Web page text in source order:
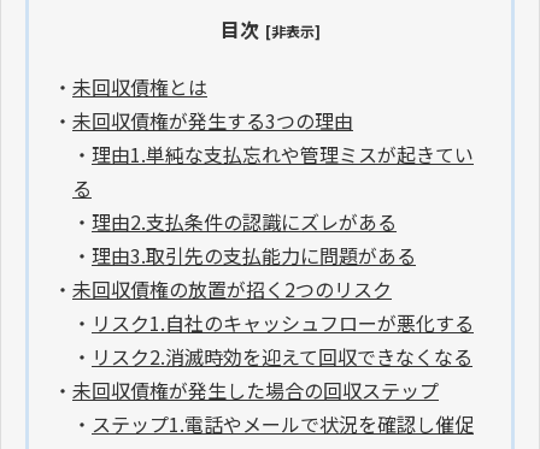
目次 [非表示]
・ 未回収債権とは
・ 未回収債権が発生する3つの理由
・ 理由1.単純な支払忘れや管理ミスが起きてい
る
・ 理由2.支払条件の認識にズレがある
・ 理由3.取引先の支払能力に問題がある
・ 未回収債権の放置が招く2つのリスク
・ リスク1.自社のキャッシュフローが悪化する
・ リスク2.消滅時効を迎えて回収できなくなる
・ 未回収債権が発生した場合の回収ステップ
・ ステップ1.電話やメールで状況を確認し催促